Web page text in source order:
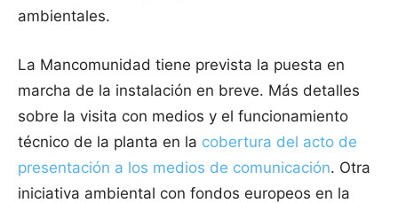
ambientales.
La Mancomunidad tiene prevista la puesta en
marcha de la instalación en breve. Más detalles
sobre la visita con medios y el funcionamiento
técnico de la planta en la cobertura del acto de
presentación a los medios de comunicación. Otra
iniciativa ambiental con fondos europeos en la